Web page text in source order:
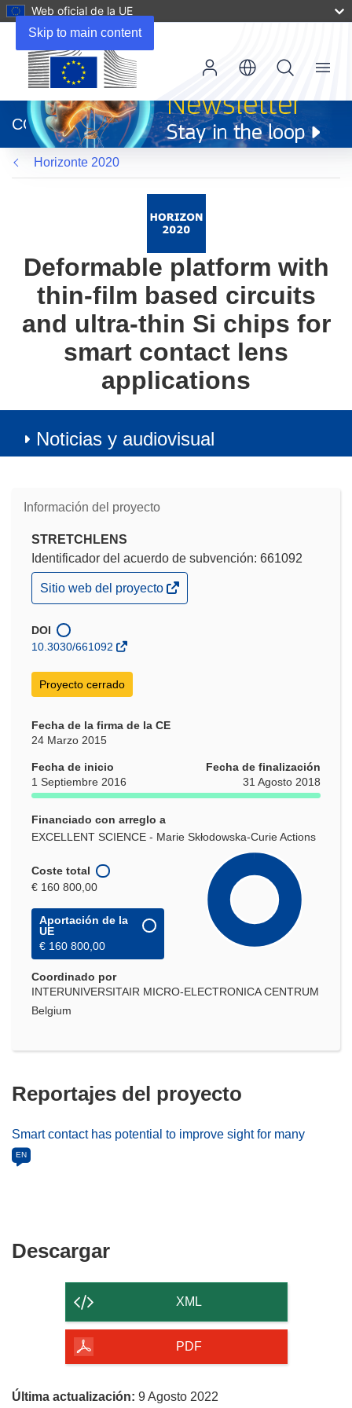
Skip to main content
Web oficial de la UE
abrirá
en
una
nueva
ventana)
CORDIS
Menu
Horizonte 2020
Deformable platform with
thin-film based circuits
and ultra-thin Si chips for
smart contact lens
applications
Noticias y audiovisual
Información del proyecto
STRETCHLENS
Identificador del acuerdo de subvención: 661092
(se
abrirá
una
nueva
Sitio web del proyecto
DOI
10.3030/661092
Proyecto cerrado
Fecha de la firma de la CE
24 Marzo 2015
Fecha de inicio
1 Septiembre 2016
Fecha de finalización
31 Agosto 2018
Financiado con arreglo a
EXCELLENT SCIENCE - Marie Skłodowska-Curie Actions
Coste total
€ 160 800,00
Aportación de la
UE
€ 160 800,00
Coordinado por
INTERUNIVERSITAIR MICRO-ELECTRONICA CENTRUM
Belgium
Reportajes del proyecto
Smart contact has potential to improve sight for many
EN
DescargarDescargar
contenido
de
página
XML
PDF
Última actualización: 9 Agosto 2022